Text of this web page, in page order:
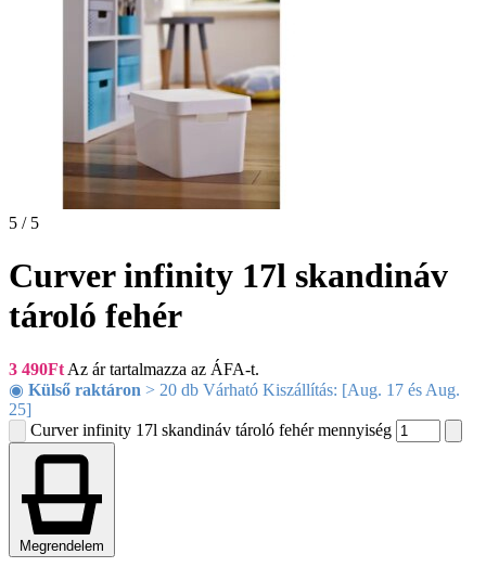
5 / 5
Curver infinity 17l skandináv
tároló fehér
3 490Ft Az ár tartalmazza az ÁFA-t.
◉ Külső raktáron > 20 db Várható Kiszállítás: [Aug. 17 és Aug.
25]
Curver infinity 17l skandináv tároló fehér mennyiség
Megrendelem